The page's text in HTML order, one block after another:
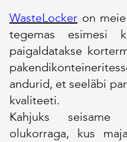
WasteLocker on
tegemas esimesi
paigaldatakse
andurid, et seeläbi
kvaliteeti.
Kahjuks
olukorraga, kus